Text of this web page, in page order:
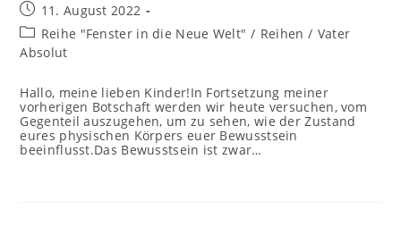
Beitrag
veröffentlicht:
11. August 2022
Beitrags-
Kategorie:
Reihe "Fenster in die Neue Welt" / Reihen / Vater
Absolut
Hallo, meine lieben Kinder!In Fortsetzung meiner
vorherigen Botschaft werden wir heute versuchen, vom
Gegenteil auszugehen, um zu sehen, wie der Zustand
eures physischen Körpers euer Bewusstsein
beeinflusst.Das Bewusstsein ist zwar…